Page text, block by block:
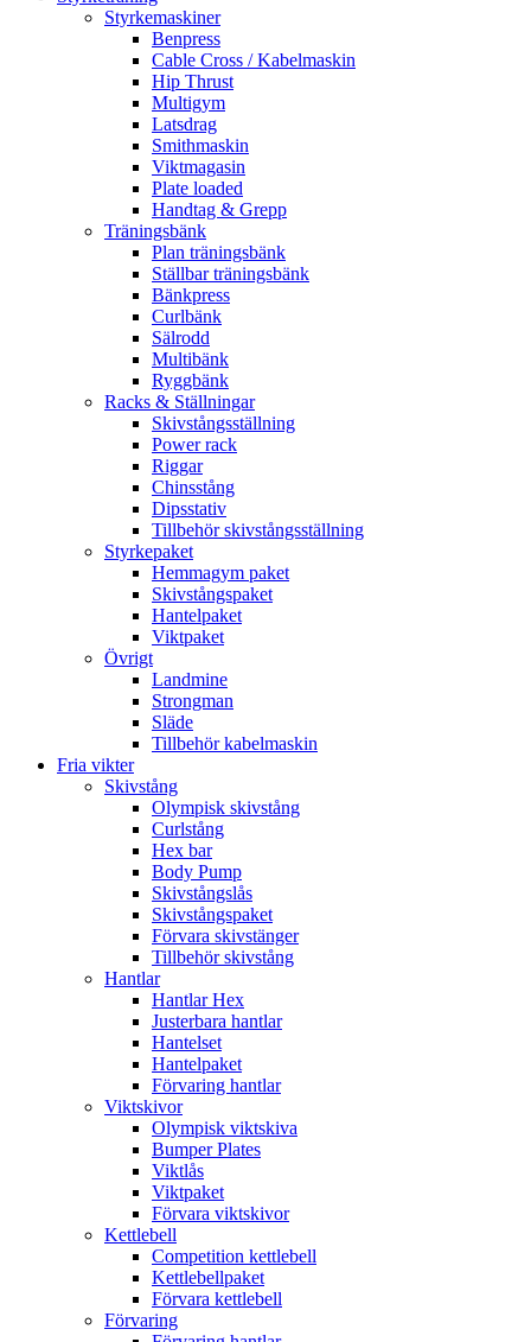
Styrkemaskiner
Benpress
Cable Cross / Kabelmaskin
Hip Thrust
Multigym
Latsdrag
Smithmaskin
Viktmagasin
Plate loaded
Handtag & Grepp
Träningsbänk
Plan träningsbänk
Ställbar träningsbänk
Bänkpress
Curlbänk
Sälrodd
Multibänk
Ryggbänk
Racks & Ställningar
Skivstångsställning
Power rack
Riggar
Chinsstång
Dipsstativ
Tillbehör skivstångsställning
Styrkepaket
Hemmagym paket
Skivstångspaket
Hantelpaket
Viktpaket
Övrigt
Landmine
Strongman
Släde
Tillbehör kabelmaskin
Fria vikter
Skivstång
Olympisk skivstång
Curlstång
Hex bar
Body Pump
Skivstångslås
Skivstångspaket
Förvara skivstänger
Tillbehör skivstång
Hantlar
Hantlar Hex
Justerbara hantlar
Hantelset
Hantelpaket
Förvaring hantlar
Viktskivor
Olympisk viktskiva
Bumper Plates
Viktlås
Viktpaket
Förvara viktskivor
Kettlebell
Competition kettlebell
Kettlebellpaket
Förvara kettlebell
Förvaring